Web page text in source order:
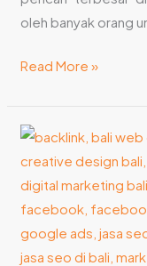
oleh banyak orang
Read More »
8
Cara
Sederhana
Optimasi
Google
My